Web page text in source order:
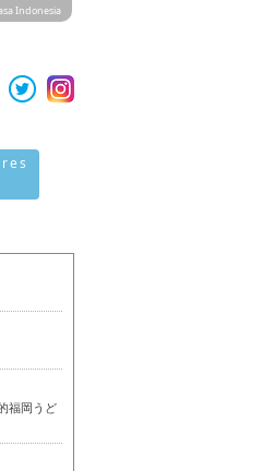
Indonesia
福岡うど